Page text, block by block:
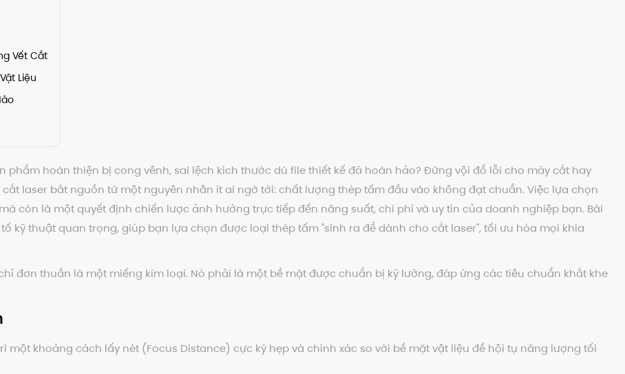
Vết Cắt
Liệu
phẩm hoàn thiện bị cong vênh, sai lệch kích thước dù file thiết kế đã hoàn hảo? Đừng vội đổ lỗi cho máy cắt hay
laser bắt nguồn từ một nguyên nhân ít ai ngờ tới: chất lượng thép tấm đầu vào không đạt chuẩn. Việc lựa chọn
còn là một quyết định chiến lược ảnh hưởng trực tiếp đến năng suất, chi phí và uy tín của doanh nghiệp bạn. Bài
kỹ thuật quan trọng, giúp bạn lựa chọn được loại thép tấm "sinh ra để dành cho cắt laser", tối ưu hóa mọi khía
đơn thuần là một miếng kim loại. Nó phải là một bề mặt được chuẩn bị kỹ lưỡng, đáp ứng các tiêu chuẩn khắt khe
khoảng cách lấy nét (Focus Distance) cực kỳ hẹp và chính xác so với bề mặt vật liệu để hội tụ năng lượng tối